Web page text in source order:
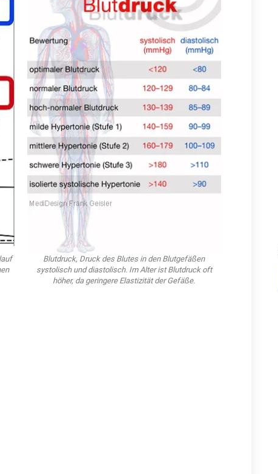
Blutdruck, Druck des Blutes in den Blutgefäßen
systolisch und diastolisch. Im Alter ist Blutdruck oft
höher, da geringere Elastizität der Gefäße.